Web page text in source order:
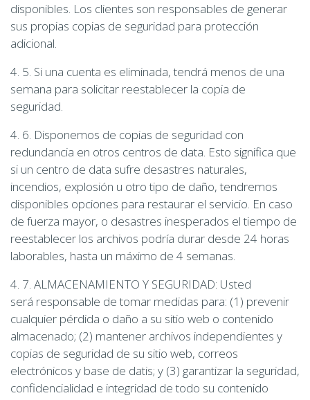
disponibles. Los clientes son responsables de generar
sus propias copias de seguridad para protección
adicional.
4. 5. Si una cuenta es eliminada, tendrá menos de una
semana para solicitar reestablecer la copia de
seguridad.
4. 6. Disponemos de copias de seguridad con
redundancia en otros centros de data. Esto significa que
si un centro de data sufre desastres naturales,
incendios, explosión u otro tipo de daño, tendremos
disponibles opciones para restaurar el servicio. En caso
de fuerza mayor, o desastres inesperados el tiempo de
reestablecer los archivos podría durar desde 24 horas
laborables, hasta un máximo de 4 semanas.
4. 7. ALMACENAMIENTO Y SEGURIDAD: Usted
será responsable de tomar medidas para: (1) prevenir
cualquier pérdida o daño a su sitio web o contenido
almacenado; (2) mantener archivos independientes y
copias de seguridad de su sitio web, correos
electrónicos y base de datis; y (3) garantizar la seguridad,
confidencialidad e integridad de todo su contenido